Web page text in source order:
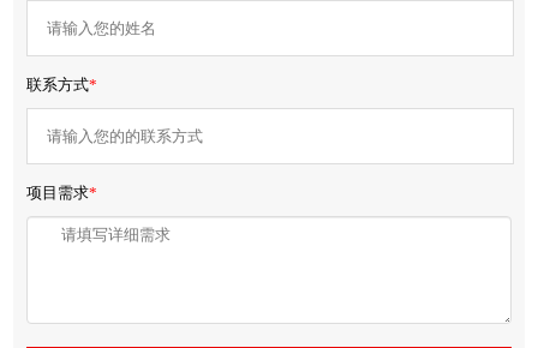
联系方式*
项目需求*